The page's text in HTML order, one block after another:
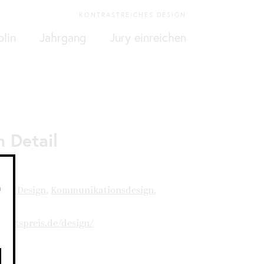
KONTRASTREICHES DESIGN
Jahrgang Jury einreichen
Detail
Design, Kommunikationsdesign,
design/